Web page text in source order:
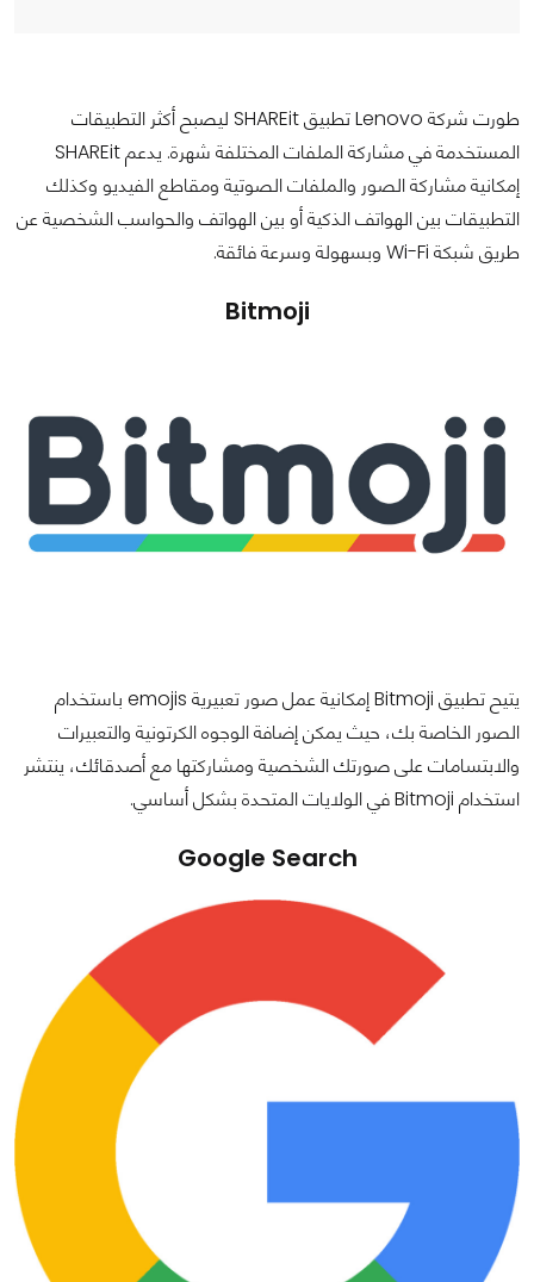
طورت شركة Lenovo تطبيق SHAREit ليصبح أكثر التطبيقات
المستخدمة في مشاركة الملفات المختلفة شهرة. يدعم SHAREit
إمكانية مشاركة الصور والملفات الصوتية ومقاطع الفيديو وكذلك
التطبيقات بين الهواتف الذكية أو بين الهواتف والحواسب الشخصية عن
طريق شبكة Wi-Fi وبسهولة وسرعة فائقة.
Bitmoji
يتيح تطبيق Bitmoji إمكانية عمل صور تعبيرية emojis باستخدام
الصور الخاصة بك، حيث يمكن إضافة الوجوه الكرتونية والتعبيرات
والابتسامات على صورتك الشخصية ومشاركتها مع أصدقائك، ينتشر
استخدام Bitmoji في الولايات المتحدة بشكل أساسي.
Google Search